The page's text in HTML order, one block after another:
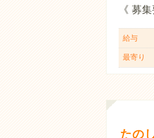
《 募
給与
最寄り
たの